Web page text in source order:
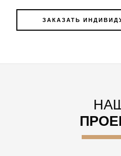
ЗАКАЗАТЬ